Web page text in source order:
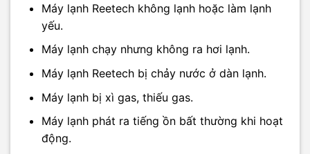
Máy lạnh Reetech không lạnh hoặc làm lạnh
yếu.
Máy lạnh chạy nhưng không ra hơi lạnh.
Máy lạnh Reetech bị chảy nước ở dàn lạnh.
Máy lạnh bị xì gas, thiếu gas.
Máy lạnh phát ra tiếng ồn bất thường khi hoạt
động.